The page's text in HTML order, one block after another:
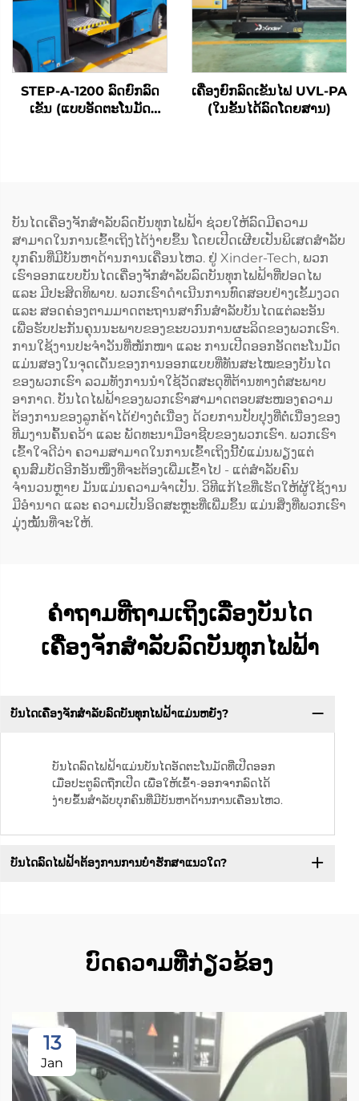
STEP-A-1200 ລົດຍົກລົດ
ເຂັນ (ແບບອັດຕະໂນມັດ
ເຄື່ອງຍົກລົດເຂັນໄຟ UVL-PA
(ໃນຂັ້ນໄດ້ລົດໂດຍສານ)
ບັນໄດເຄື່ອງຈັກສຳລັບລົດບັນທຸກໄຟຟ້າ ຊ່ວຍໃຫ້ລົດມີຄວາມ
ສາມາດໃນການເຂົ້າເຖິງໄດ້ງ່າຍຂຶ້ນ ໂດຍເປີດເຜີຍເປັນພິເສດສຳລັບ
ບຸກຄົນທີ່ມີບັນຫາດ້ານການເຄື່ອນໄຫວ. ຢູ່ Xinder-Tech, ພວກ
ເຮົາອອກແບບບັນໄດເຄື່ອງຈັກສຳລັບລົດບັນທຸກໄຟຟ້າທີ່ປອດໄພ
ແລະ ມີປະສິດທິພາບ. ພວກເຮົາດຳເນີນການທົດສອບຢ່າງເຂັ້ມງວດ
ແລະ ສອດຄ່ອງຕາມມາດຕະຖານສາກົນສຳລັບບັນໄດແຕ່ລະອັນ
ເພື່ອຮັບປະກັນຄຸນນະພາບຂອງຂະບວນການຜະລິດຂອງພວກເຮົາ.
ການໃຊ້ງານປະຈຳວັນທີ່ໜັກໜາ ແລະ ການເປີດອອກອັດຕະໂນມັດ
ແມ່ນສອງໃນຈຸດເດັ່ນຂອງການອອກແບບທີ່ທັນສະໄໝຂອງບັນໄດ
ຂອງພວກເຮົາ ລວມທັງການນຳໃຊ້ວັດສະດຸທີ່ຕ້ານທາງຕໍ່ສະພາບ
ອາກາດ. ບັນໄດໄຟຟ້າຂອງພວກເຮົາສາມາດຕອບສະໜອງຄວາມ
ຕ້ອງການຂອງລູກຄ້າໄດ້ຢ່າງຕໍ່ເນື່ອງ ດ້ວຍການປັບປຸງທີ່ຕໍ່ເນື່ອງຂອງ
ທີມງານຄົ້ນຄວ້າ ແລະ ພັດທະນາມືອາຊີບຂອງພວກເຮົາ. ພວກເຮົາ
ເຂົ້າໃຈດີວ່າ ຄວາມສາມາດໃນການເຂົ້າເຖິງນີ້ບໍ່ແມ່ນພຽງແຕ່
ຄຸນສົມບັດອີກອັນໜຶ່ງທີ່ຈະຕ້ອງເພີ່ມເຂົ້າໄປ - ແຕ່ສຳລັບຄົນ
ຈຳນວນຫຼາຍ ມັນແມ່ນຄວາມຈຳເປັນ. ວິທີແກ້ໄຂທີ່ເຮັດໃຫ້ຜູ້ໃຊ້ງານ
ມີອຳນາດ ແລະ ຄວາມເປັນອິດສະຫຼະທີ່ເພີ່ມຂຶ້ນ ແມ່ນສິ່ງທີ່ພວກເຮົາ
ມຸ່ງໝັ້ນທີ່ຈະໃຫ້.
ຄຳຖາມທີ່ຖາມເຖິງເລື່ອງບັນໄດ
ເຄື່ອງຈັກສຳລັບລົດບັນທຸກໄຟຟ້າ
ບັນໄດເຄື່ອງຈັກສຳລັບລົດບັນທຸກໄຟຟ້າແມ່ນຫຍັງ?
ບັນໄດລົດໄຟຟ້າແມ່ນບັນໄດອັດຕະໂນມັດທີ່ເປີດອອກ
ເມື່ອປະຕູລົດຖືກເປີດ ເພື່ອໃຫ້ເຂົ້າ-ອອກຈາກລົດໄດ້
ງ່າຍຂຶ້ນສຳລັບບຸກຄົນທີ່ມີບັນຫາດ້ານການເຄື່ອນໄຫວ.
ບັນໄດລົດໄຟຟ້າຕ້ອງການການບໍາຮັກສາແນວໃດ?
ບົດຄວາມທີ່ກ່ຽວຂ້ອງ
13
Jan